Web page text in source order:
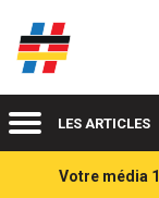
Acteurs du franco-
MenuLES ARTICLES
Votre média